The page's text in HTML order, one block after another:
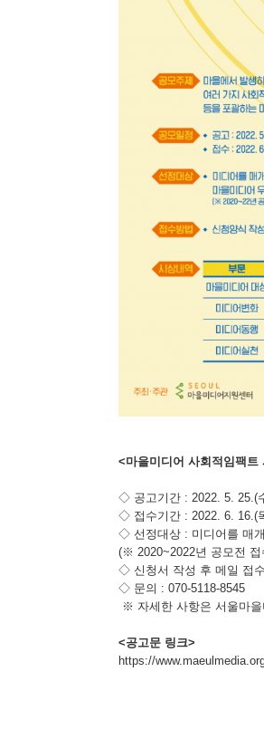
<마을미디어 사회적임팩트
◇ 공고기간 : 2022. 5. 25.(
◇ 접수기간 : 2022. 6. 16.(
◇ 선정대상 : 미디어를 매
(※ 2020~2022년 공모전
◇ 신청서 작성 후 메일 접수
◇ 문의 : 070-5118-8545
※ 자세한 사항은 서울마
<공고문 링크>
https://